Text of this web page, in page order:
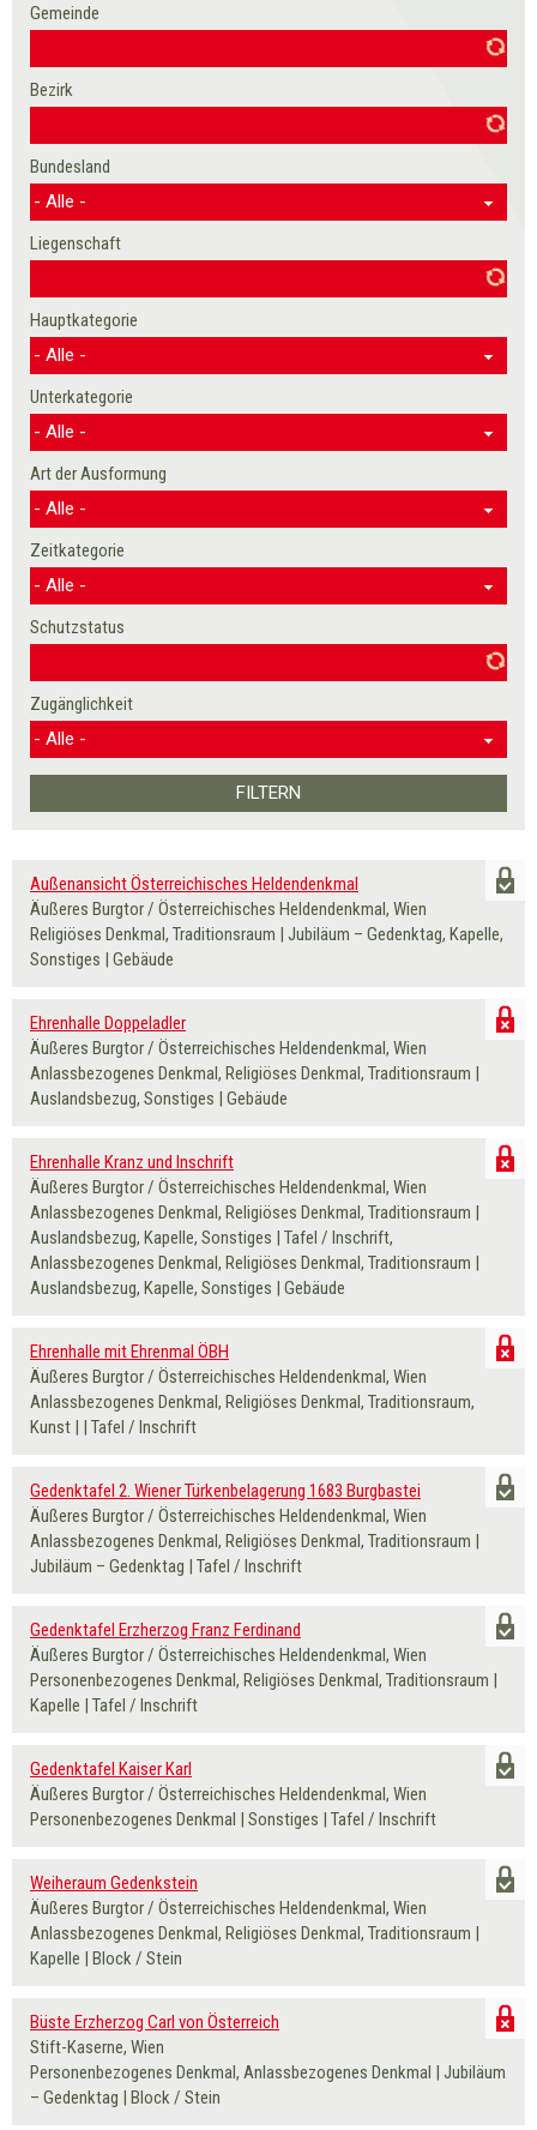
Gemeinde
Bezirk
Bundesland
Liegenschaft
Hauptkategorie
Unterkategorie
Art der Ausformung
Zeitkategorie
Schutzstatus
Zugänglichkeit
Außenansicht Österreichisches Heldendenkmal
Äußeres Burgtor / Österreichisches Heldendenkmal, Wien
Religiöses Denkmal, Traditionsraum | Jubiläum – Gedenktag, Kapelle,
Sonstiges | Gebäude
Ehrenhalle Doppeladler
Äußeres Burgtor / Österreichisches Heldendenkmal, Wien
Anlassbezogenes Denkmal, Religiöses Denkmal, Traditionsraum |
Auslandsbezug, Sonstiges | Gebäude
Ehrenhalle Kranz und Inschrift
Äußeres Burgtor / Österreichisches Heldendenkmal, Wien
Anlassbezogenes Denkmal, Religiöses Denkmal, Traditionsraum |
Auslandsbezug, Kapelle, Sonstiges | Tafel / Inschrift,
Anlassbezogenes Denkmal, Religiöses Denkmal, Traditionsraum |
Auslandsbezug, Kapelle, Sonstiges | Gebäude
Ehrenhalle mit Ehrenmal ÖBH
Äußeres Burgtor / Österreichisches Heldendenkmal, Wien
Anlassbezogenes Denkmal, Religiöses Denkmal, Traditionsraum,
Kunst | | Tafel / Inschrift
Gedenktafel 2. Wiener Türkenbelagerung 1683 Burgbastei
Äußeres Burgtor / Österreichisches Heldendenkmal, Wien
Anlassbezogenes Denkmal, Religiöses Denkmal, Traditionsraum |
Jubiläum – Gedenktag | Tafel / Inschrift
Gedenktafel Erzherzog Franz Ferdinand
Äußeres Burgtor / Österreichisches Heldendenkmal, Wien
Personenbezogenes Denkmal, Religiöses Denkmal, Traditionsraum |
Kapelle | Tafel / Inschrift
Gedenktafel Kaiser Karl
Äußeres Burgtor / Österreichisches Heldendenkmal, Wien
Personenbezogenes Denkmal | Sonstiges | Tafel / Inschrift
Weiheraum Gedenkstein
Äußeres Burgtor / Österreichisches Heldendenkmal, Wien
Anlassbezogenes Denkmal, Religiöses Denkmal, Traditionsraum |
Kapelle | Block / Stein
Büste Erzherzog Carl von Österreich
Stift-Kaserne, Wien
Personenbezogenes Denkmal, Anlassbezogenes Denkmal | Jubiläum
– Gedenktag | Block / Stein